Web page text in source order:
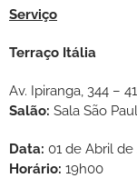
Serviço
Terraço Itália
Av. Ipiranga, 344 –
Salão: Sala São
Data: 01 de Abril de
Horário: 19h00